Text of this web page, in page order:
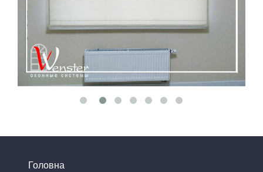
Головна